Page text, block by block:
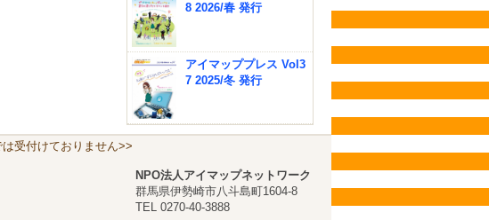
8 2026/春 発行
アイマッププレス Vol3
7 2025/冬 発行
受付けておりません>>
NPO法人アイマップネットワーク
群馬県伊勢崎市八斗島町1604-8
TEL 0270-40-3888